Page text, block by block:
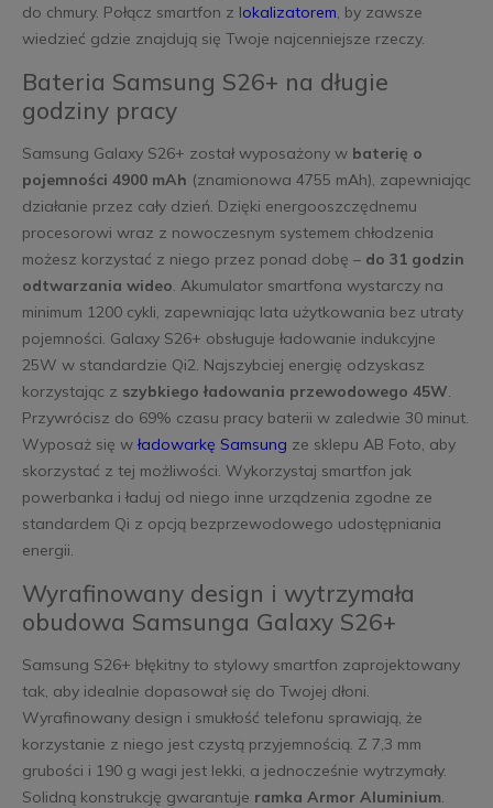
do chmury. Połącz smartfon z lokalizatorem, by zawsze
wiedzieć gdzie znajdują się Twoje najcenniejsze rzeczy.
Bateria Samsung S26+ na długie
godziny pracy
Samsung Galaxy S26+ został wyposażony w baterię o
pojemności 4900 mAh (znamionowa 4755 mAh), zapewniając
działanie przez cały dzień. Dzięki energooszczędnemu
procesorowi wraz z nowoczesnym systemem chłodzenia
możesz korzystać z niego przez ponad dobę – do 31 godzin
odtwarzania wideo. Akumulator smartfona wystarczy na
minimum 1200 cykli, zapewniając lata użytkowania bez utraty
pojemności. Galaxy S26+ obsługuje ładowanie indukcyjne
25W w standardzie Qi2. Najszybciej energię odzyskasz
korzystając z szybkiego ładowania przewodowego 45W.
Przywrócisz do 69% czasu pracy baterii w zaledwie 30 minut.
Wyposaż się w ładowarkę Samsung ze sklepu AB Foto, aby
skorzystać z tej możliwości. Wykorzystaj smartfon jak
powerbanka i ładuj od niego inne urządzenia zgodne ze
standardem Qi z opcją bezprzewodowego udostępniania
energii.
Wyrafinowany design i wytrzymała
obudowa Samsunga Galaxy S26+
Samsung S26+ błękitny to stylowy smartfon zaprojektowany
tak, aby idealnie dopasował się do Twojej dłoni.
Wyrafinowany design i smukłość telefonu sprawiają, że
korzystanie z niego jest czystą przyjemnością. Z 7,3 mm
grubości i 190 g wagi jest lekki, a jednocześnie wytrzymały.
Solidną konstrukcję gwarantuje ramka Armor Aluminium.